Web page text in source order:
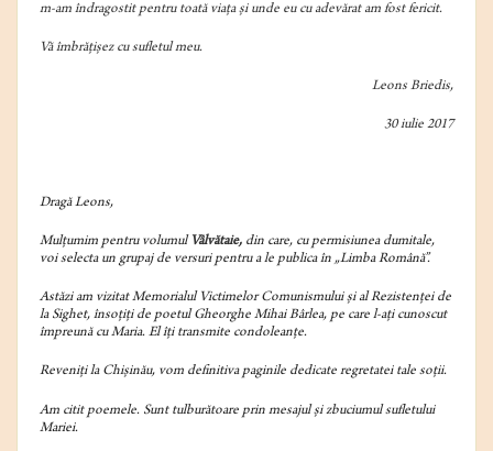
m-am îndragostit pentru toată viața și unde eu cu adevărat am fost fericit.
Vă îmbrățișez cu sufletul meu.
Leons Briedis,
30 iulie 2017
Dragă Leons,
Mulțumim pentru volumul Vâlvătaie, din care, cu permisiunea dumitale,
voi selecta un grupaj de versuri pentru a le publica în „Limba Română”.
Astăzi am vizitat Memorialul Victimelor Comunismului și al Rezistenței de
la Sighet, însoțiți de poetul Gheorghe Mihai Bârlea, pe care l-ați cunoscut
împreună cu Maria. El îți transmite condoleanțe.
Reveniți la Chișinău, vom definitiva paginile dedicate regretatei tale soții.
Am citit poemele. Sunt tulburătoare prin mesajul și zbuciumul sufletului
Mariei.